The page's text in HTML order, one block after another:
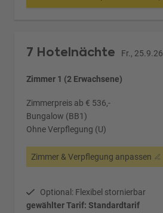
7 Hotelnächte Fr., 25.9.26
Zimmer 1 (2 Erwachsene)
Zimmerpreis ab € 536,-
Bungalow (BB1)
Ohne Verpflegung (U)
Zimmer & Verpflegung anpassen
Optional: Flexibel stornierbar
gewählter Tarif: Standardtarif